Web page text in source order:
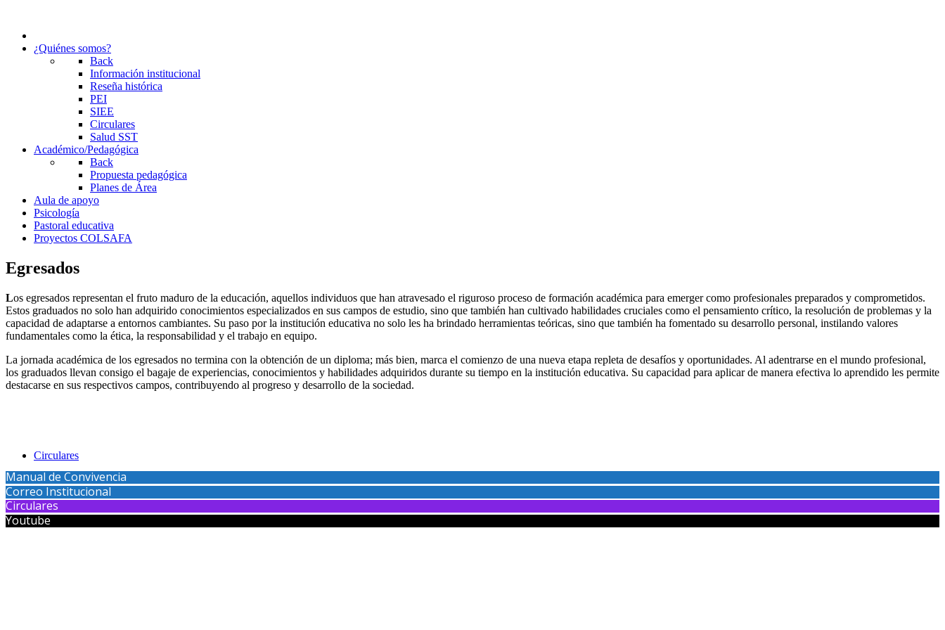
¿Quiénes somos?
Back
Información institucional
Reseña histórica
PEI
SIEE
Circulares
Salud SST
Académico/Pedagógica
Back
Propuesta pedagógica
Planes de Área
Aula de apoyo
Psicología
Pastoral educativa
Proyectos COLSAFA
Egresados
Los egresados representan el fruto maduro de la educación, aquellos individuos que han atravesado el riguroso proceso de formación académica para emerger como profesionales preparados y comprometidos.
Estos graduados no solo han adquirido conocimientos especializados en sus campos de estudio, sino que también han cultivado habilidades cruciales como el pensamiento crítico, la resolución de problemas y la
capacidad de adaptarse a entornos cambiantes. Su paso por la institución educativa no solo les ha brindado herramientas teóricas, sino que también ha fomentado su desarrollo personal, instilando valores
fundamentales como la ética, la responsabilidad y el trabajo en equipo.
La jornada académica de los egresados no termina con la obtención de un diploma; más bien, marca el comienzo de una nueva etapa repleta de desafíos y oportunidades. Al adentrarse en el mundo profesional,
los graduados llevan consigo el bagaje de experiencias, conocimientos y habilidades adquiridos durante su tiempo en la institución educativa. Su capacidad para aplicar de manera efectiva lo aprendido les permite
destacarse en sus respectivos campos, contribuyendo al progreso y desarrollo de la sociedad.
Circulares
Manual de Convivencia
Correo Institucional
Circulares
Youtube